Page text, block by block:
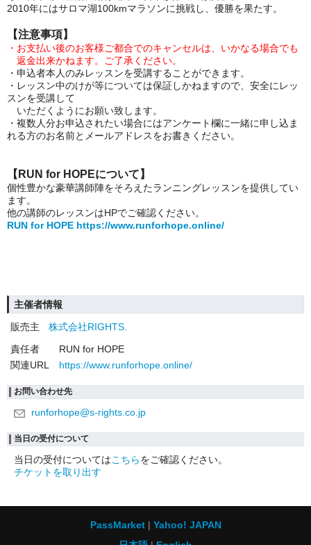
2010年にはサロマ湖100kmマラソンに挑戦し、優勝を果たす。
【注意事項】
・お支払い後のお客様ご都合でのキャンセルは、いかなる場合でも
返金出来かねます。ご了承ください。
・申込者本人のみレッスンを受講することができます。
・レッスン中のけが等については保証しかねますので、安全にレッ
スンを受講して
いただくようにお願い致します。
・複数人分お申込されたい場合にはアンケート欄に一緒に申し込ま
れる方のお名前とメールアドレスをお書きください。
【RUN for HOPEについて】
個性豊かな豪華講師陣をそろえたランニングレッスンを提供してい
ます。
他の講師のレッスンはHPでご確認ください。
RUN for HOPE https://www.runforhope.online/
主催者情報
販売主
株式会社RIGHTS.
責任者
RUN for HOPE
関連URL
https://www.runforhope.online/
お問い合わせ先
runforhope@s-rights.co.jp
当日の受付について
当日の受付についてはこちらをご確認ください。
チケットを取り出す
PassMarket
Yahoo! JAPAN